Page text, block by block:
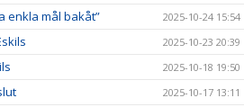
enkla mål bakåt” 2025-10-24 15:54
2025-10-23 20:39
2025-10-18 19:50
2025-10-17 13:11